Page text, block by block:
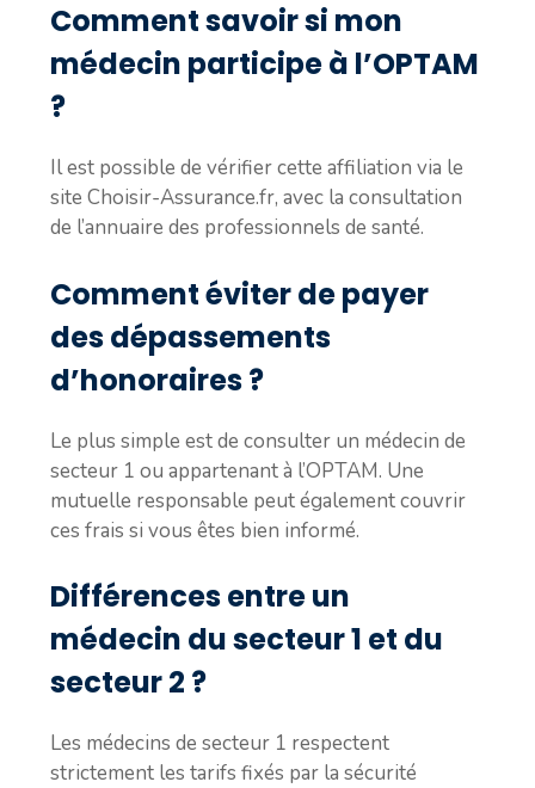
Comment savoir si mon
médecin participe à l’OPTAM
?
Il est possible de vérifier cette affiliation via le
site Choisir-Assurance.fr, avec la consultation
de l’annuaire des professionnels de santé.
Comment éviter de payer
des dépassements
d’honoraires ?
Le plus simple est de consulter un médecin de
secteur 1 ou appartenant à l’OPTAM. Une
mutuelle responsable peut également couvrir
ces frais si vous êtes bien informé.
Différences entre un
médecin du secteur 1 et du
secteur 2 ?
Les médecins de secteur 1 respectent
strictement les tarifs fixés par la sécurité